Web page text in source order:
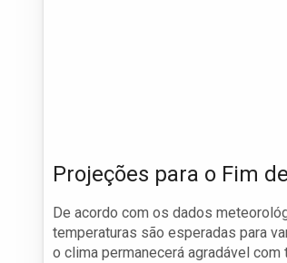
Projeções para o Fim
De acordo com os dados
temperaturas são esperadas para
o clima permanecerá agradável